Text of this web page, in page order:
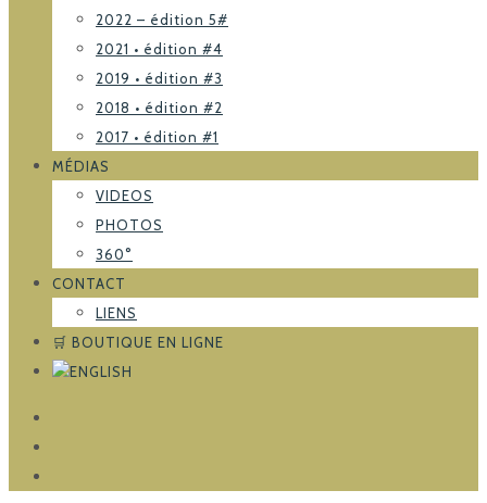
2022 – édition 5#
2021 • édition #4
2019 • édition #3
2018 • édition #2
2017 • édition #1
MÉDIAS
VIDEOS
PHOTOS
360°
CONTACT
LIENS
🛒 BOUTIQUE EN LIGNE